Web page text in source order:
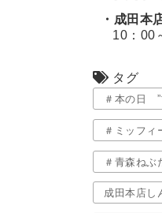
・成田本
10：00
タグ
＃本の日
＃ミッフィ
＃青森ね
成田本店し